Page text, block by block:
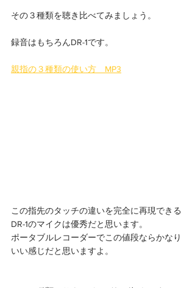
その３種類を聴き比べてみましょう。
録音はもちろんDR-1です。
親指の３種類の使い方　MP3
この指先のタッチの違いを完全に再現できる
DR-1のマイクは優秀だと思います。
ポータブルレコーダーでこの値段ならかなり
いい感じだと思いますよ。